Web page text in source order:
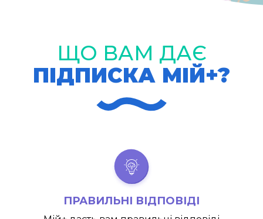
ЩО ВАМ ДАЄ
ПІДПИСКА МІЙ+?
ПРАВИЛЬНІ ВІДПОВІДІ